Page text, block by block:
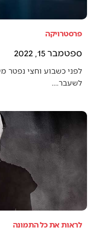
פרסטרויקה
ספטמבר 15, 2022
לפני כשבוע וחצי נפטר
לשעבר.…
לראות את כל התמונה